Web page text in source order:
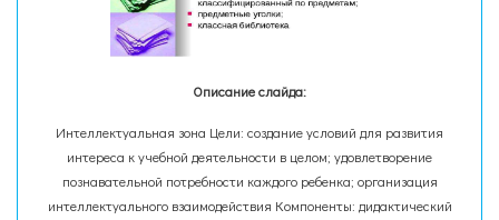
Описание слайда:
Интеллектуальная зона Цели: создание условий для развития
интереса к учебной деятельности в целом; удовлетворение
познавательной потребности каждого ребенка; организация
интеллектуального взаимодействия Компоненты: дидактический